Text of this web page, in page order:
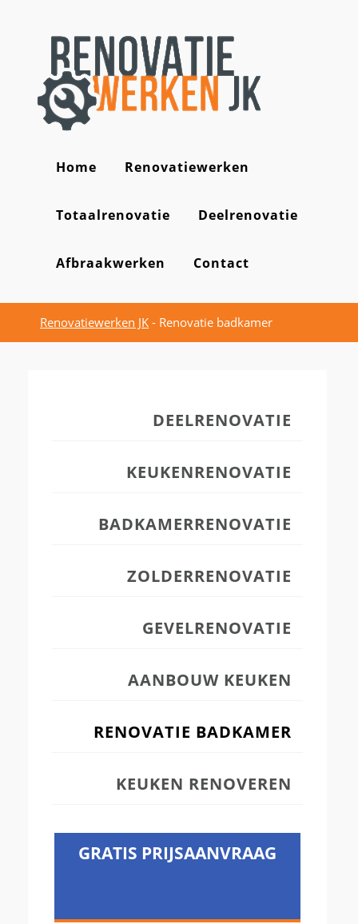
Home Renovatiewerken
Totaalrenovatie Deelrenovatie
Afbraakwerken Contact
Renovatiewerken JK - Renovatie badkamer
DEELRENOVATIE
KEUKENRENOVATIE
BADKAMERRENOVATIE
ZOLDERRENOVATIE
GEVELRENOVATIE
AANBOUW KEUKEN
RENOVATIE BADKAMER
KEUKEN RENOVEREN
GRATIS PRIJSAANVRAAG